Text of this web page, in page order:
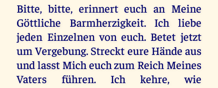
Bitte, bitte, erinnert euch an Meine
Göttliche Barmherzigkeit. Ich liebe
jeden Einzelnen von euch. Betet jetzt
um Vergebung. Streckt eure Hände aus
und lasst Mich euch zum Reich Meines
Vaters führen. Ich kehre, wie